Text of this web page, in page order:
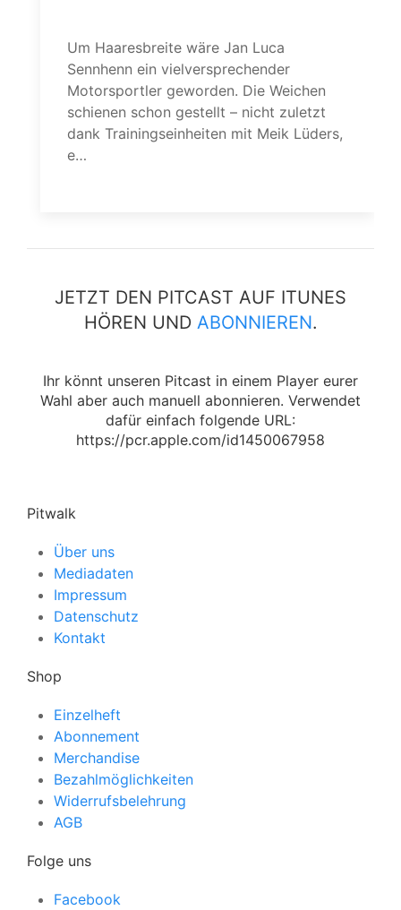
Um Haaresbreite wäre Jan Luca
Sennhenn ein vielversprechender
Motorsportler geworden. Die Weichen
schienen schon gestellt – nicht zuletzt
dank Trainingseinheiten mit Meik Lüders,
e…
JETZT DEN PITCAST AUF ITUNES
HÖREN UND ABONNIEREN.
Ihr könnt unseren Pitcast in einem Player eurer
Wahl aber auch manuell abonnieren. Verwendet
dafür einfach folgende URL:
https://pcr.apple.com/id1450067958
Pitwalk
Über uns
Mediadaten
Impressum
Datenschutz
Kontakt
Shop
Einzelheft
Abonnement
Merchandise
Bezahlmöglichkeiten
Widerrufsbelehrung
AGB
Folge uns
Facebook